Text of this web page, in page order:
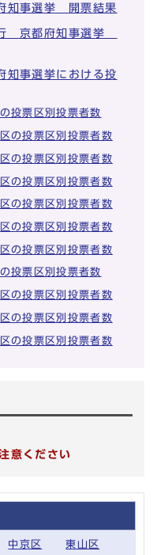
知事選挙 開票結果
行 京都府知事選挙
事選挙における投
投票区別投票者数
の投票区別投票者数
の投票区別投票者数
の投票区別投票者数
の投票区別投票者数
の投票区別投票者数
の投票区別投票者数
投票区別投票者数
の投票区別投票者数
の投票区別投票者数
の投票区別投票者数
意ください
中京区 東山区